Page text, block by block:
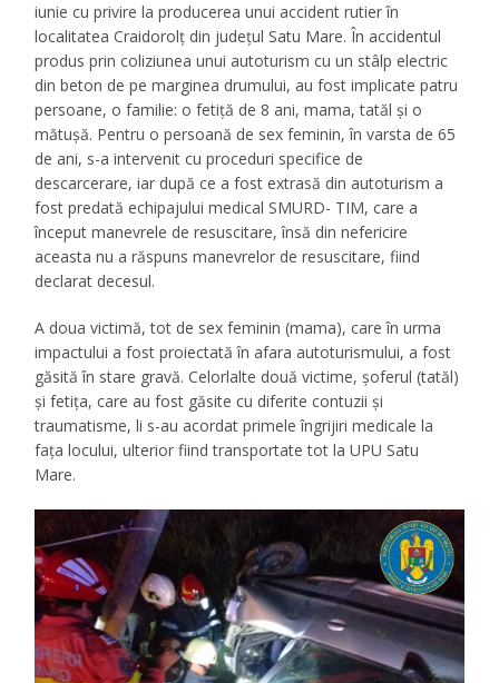
iunie cu privire la producerea unui accident rutier în
localitatea Craidorolț din județul Satu Mare. În accidentul
produs prin coliziunea unui autoturism cu un stâlp electric
din beton de pe marginea drumului, au fost implicate patru
persoane, o familie: o fetiță de 8 ani, mama, tatăl și o
mătușă. Pentru o persoană de sex feminin, în varsta de 65
de ani, s-a intervenit cu proceduri specifice de
descarcerare, iar după ce a fost extrasă din autoturism a
fost predată echipajului medical SMURD- TIM, care a
început manevrele de resuscitare, însă din nefericire
aceasta nu a răspuns manevrelor de resuscitare, fiind
declarat decesul.
A doua victimă, tot de sex feminin (mama), care în urma
impactului a fost proiectată în afara autoturismului, a fost
găsită în stare gravă. Celorlalte două victime, șoferul (tatăl)
și fetița, care au fost găsite cu diferite contuzii și
traumatisme, li s-au acordat primele îngrijiri medicale la
fața locului, ulterior fiind transportate tot la UPU Satu
Mare.